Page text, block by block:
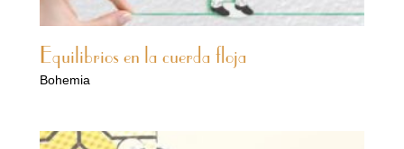
Equilibrios en la cuerda floja
Bohemia